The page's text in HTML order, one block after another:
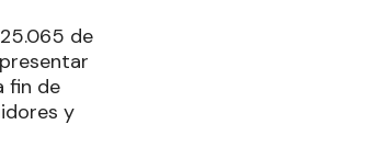
de
fin de
y